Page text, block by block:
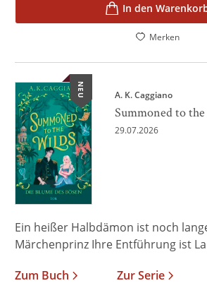
In den
Merken
NEU A. K. Caggiano
Summoned to
29.07.2026
Ein heißer Halbdämon ist noch
Märchenprinz Ihre Entführung ist La
Zum Buch
Zur Serie